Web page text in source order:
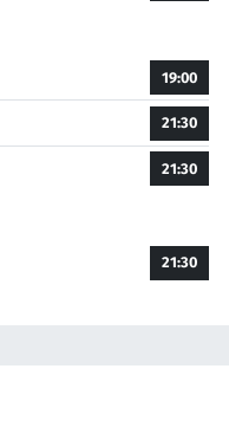
19:00
21:30
21:30
21:30